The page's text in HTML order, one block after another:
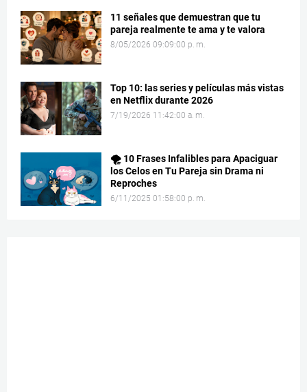
11 señales que demuestran que tu
pareja realmente te ama y te valora
8/05/2026 09:09:00 p. m.
Top 10: las series y películas más vistas
en Netflix durante 2026
7/19/2026 11:42:00 a. m.
🌪️ 10 Frases Infalibles para Apaciguar
los Celos en Tu Pareja sin Drama ni
Reproches
6/11/2025 01:58:00 p. m.